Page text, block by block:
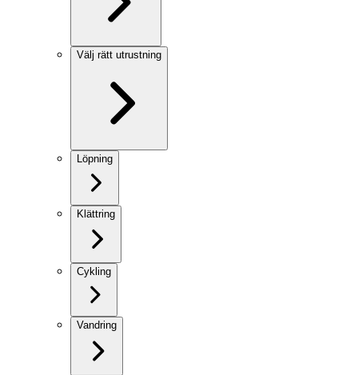
Välj rätt utrustning
Löpning
Klättring
Cykling
Vandring